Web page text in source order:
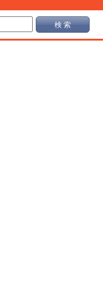
検 索